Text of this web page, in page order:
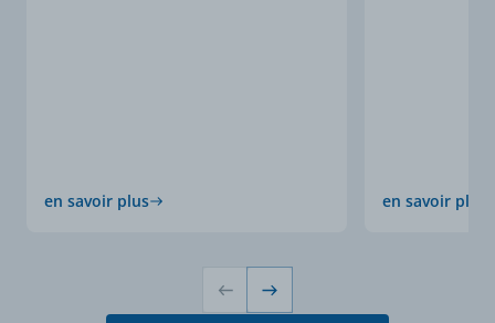
en savoir plus en savoir plus